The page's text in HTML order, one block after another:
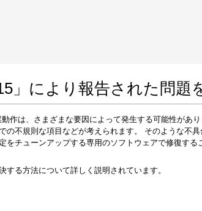
」により報告された問題
作は、さまざまな要因によって発生する可能性があ
の不規則な項目などが考えられます。 そのような不
チューンアップする専用のソフトウェアで修復する
る方法について詳しく説明されています。
Chrome